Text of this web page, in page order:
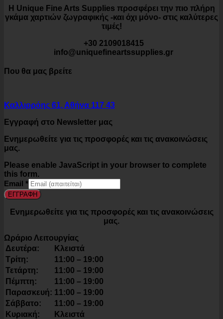
Η Unique Fine Arts Supplies προσφέρει την πιο πλήρη
γκάμα χαρτιών ζωγραφικής -και όχι μόνο- στις καλύτερες
τιμές!
+30 2109018415
info@uniquefineartssupplies.gr
Που θα μας βρείτε
Καλλιρρόης 61, Αθήνα 117 43
Εγγραφή στο Newsletter μας
Ενημερωθείτε για τις προσφορές και τις ανακοινώσεις
μας.
Please enable JavaScript in your browser to complete
this form.
Email *
ΕΓΓΡΑΦΗ
Ενημερωθείτε για τις προσφορές και τις ανακοινώσεις
μας.
Ωράριο Λειτουργίας
Δευτέρα:
Κλειστά
Τρίτη:
11:00 – 19:00
Τετάρτη:
11:00 – 19:00
Πέμπτη:
11:00 – 19:00
Παρασκευή: 11:00 – 19:00
Σάββατο:
11:00 – 19:00
Κυριακή:
Κλειστά